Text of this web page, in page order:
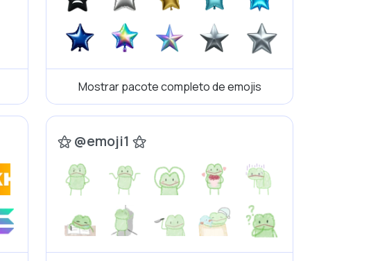
Mostrar pacote completo de emojis
⚝ @emoji1 ⚝